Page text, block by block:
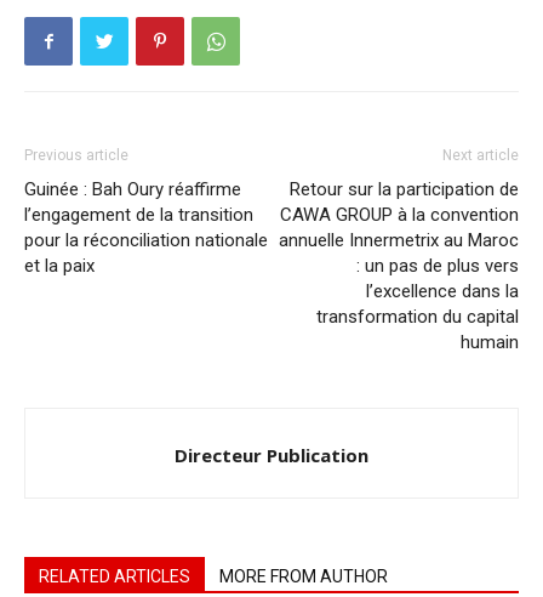
Previous article
Guinée : Bah Oury réaffirme
l’engagement de la transition
pour la réconciliation nationale
et la paix
Next article
Retour sur la participation de
CAWA GROUP à la convention
annuelle Innermetrix au Maroc
: un pas de plus vers
l’excellence dans la
transformation du capital
humain
Directeur Publication
RELATED ARTICLES MORE FROM AUTHOR